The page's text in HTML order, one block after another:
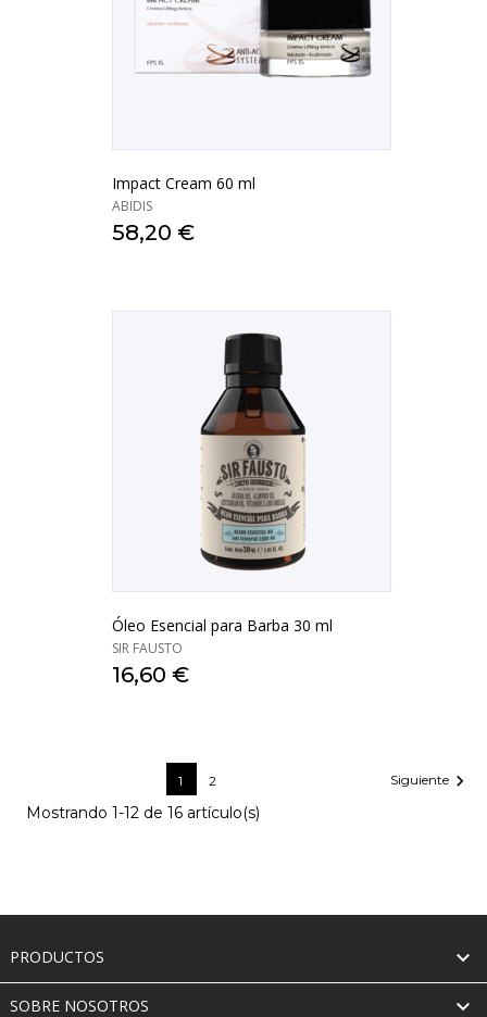
Impact Cream 60 ml
ABIDIS
58,20 €
Óleo Esencial para Barba 30 ml
SIR FAUSTO
16,60 €
Mostrando 1-12 de 16 artículo(s)
1 2 Siguiente 
PRODUCTOS 
SOBRE NOSOTROS 